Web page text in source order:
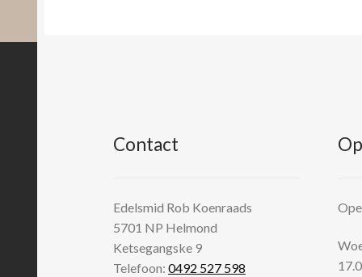
Contact
Edelsmid Rob Koenraads
5701 NP Helmond
Ketsegangske 9
Telefoon:0492 527 598